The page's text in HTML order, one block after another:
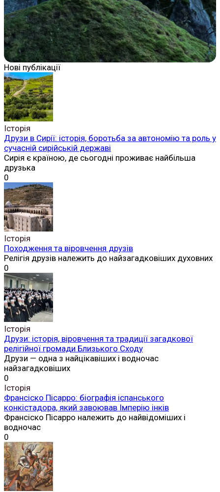
Нові публікації
Історія
Друзи в Сирії: історія, боротьба за автономію та роль у
сучасній сирійській державі
Сирія є країною, де сьогодні проживає найбільша
друзька
0
Історія
Походження та віровчення друзів
Релігія друзів належить до найзагадковіших духовних
0
Історія
Друзи: історія, віровчення та традиції загадкової
релігійної громади Близького Сходу
Друзи — одна з найцікавіших і водночас
найзагадковіших
0
Історія
Франсіско Пісарро: біографія іспанського
конкістадора, який завоював Імперію інків
Франсіско Пісарро належить до найвідоміших і
водночас
0